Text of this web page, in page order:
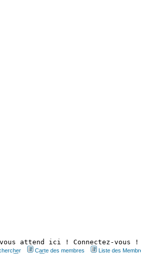
attend ici ! Connectez-vous !
Carte des membres
Liste des